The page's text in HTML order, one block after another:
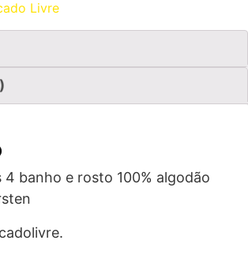
Livre
banho e rosto 100% algodão